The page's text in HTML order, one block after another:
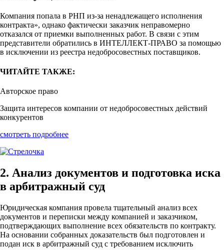
Компания попала в РНП из-за ненадлежащего исполнения
контракта», однако фактически заказчик неправомерно
отказался от приемки выполненных работ. В связи с этим
представители обратились в ИНТЕЛЛЕКТ-ПРАВО за помощью
в исключении из реестра недобросовестных поставщиков.
ЧИТАЙТЕ ТАКЖЕ:
Авторское право
Защита интересов компании от недобросовестных действий
конкурентов
смотреть подробнее
2. Анализ документов и подготовка иска
в арбитражный суд
Юридическая компания провела тщательный анализ всех
документов и переписки между компанией и заказчиком,
подтверждающих выполнение всех обязательств по контракту.
На основании собранных доказательств был подготовлен и
подан иск в арбитражный суд с требованием исключить